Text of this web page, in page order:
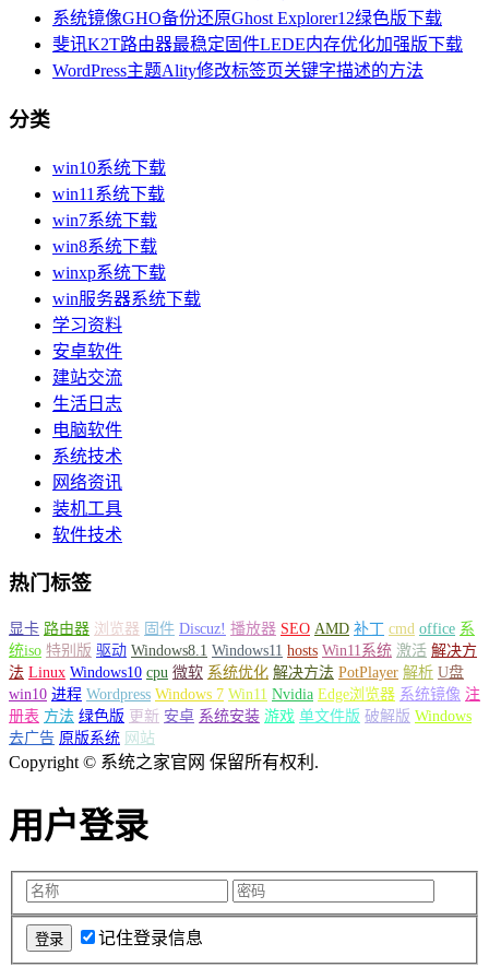
系统镜像GHO备份还原Ghost Explorer12绿色版下载
斐讯K2T路由器最稳定固件LEDE内存优化加强版下载
WordPress主题Ality修改标签页关键字描述的方法
分类
win10系统下载
win11系统下载
win7系统下载
win8系统下载
winxp系统下载
win服务器系统下载
学习资料
安卓软件
建站交流
生活日志
电脑软件
系统技术
网络资讯
装机工具
软件技术
热门标签
显卡 路由器 浏览器 固件 Discuz! 播放器 SEO AMD 补丁 cmd office 系
统iso 特别版 驱动 Windows8.1 Windows11 hosts Win11系统 激活 解决方
法 Linux Windows10 cpu 微软 系统优化 解决方法 PotPlayer 解析 U盘
win10 进程 Wordpress Windows 7 Win11 Nvidia Edge浏览器 系统镜像 注
册表 方法 绿色版 更新 安卓 系统安装 游戏 单文件版 破解版 Windows
去广告 原版系统 网站
Copyright © 系统之家官网 保留所有权利.
用户登录
记住登录信息